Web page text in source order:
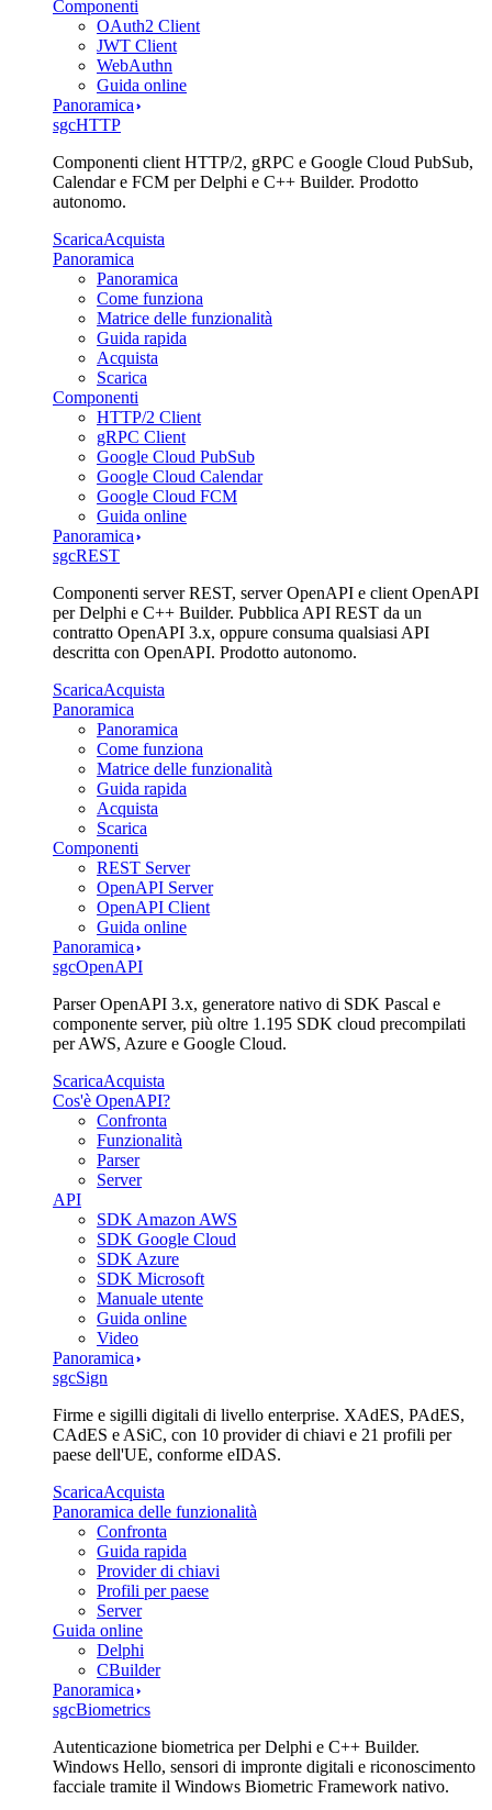
Componenti
OAuth2 Client
JWT Client
WebAuthn
Guida online
Panoramica
sgcHTTP
Componenti client HTTP/2, gRPC e Google Cloud PubSub,
Calendar e FCM per Delphi e C++ Builder. Prodotto
autonomo.
ScaricaAcquista
Panoramica
Panoramica
Come funziona
Matrice delle funzionalità
Guida rapida
Acquista
Scarica
Componenti
HTTP/2 Client
gRPC Client
Google Cloud PubSub
Google Cloud Calendar
Google Cloud FCM
Guida online
Panoramica
sgcREST
Componenti server REST, server OpenAPI e client OpenAPI
per Delphi e C++ Builder. Pubblica API REST da un
contratto OpenAPI 3.x, oppure consuma qualsiasi API
descritta con OpenAPI. Prodotto autonomo.
ScaricaAcquista
Panoramica
Panoramica
Come funziona
Matrice delle funzionalità
Guida rapida
Acquista
Scarica
Componenti
REST Server
OpenAPI Server
OpenAPI Client
Guida online
Panoramica
sgcOpenAPI
Parser OpenAPI 3.x, generatore nativo di SDK Pascal e
componente server, più oltre 1.195 SDK cloud precompilati
per AWS, Azure e Google Cloud.
ScaricaAcquista
Cos'è OpenAPI?
Confronta
Funzionalità
Parser
Server
API
SDK Amazon AWS
SDK Google Cloud
SDK Azure
SDK Microsoft
Manuale utente
Guida online
Video
Panoramica
sgcSign
Firme e sigilli digitali di livello enterprise. XAdES, PAdES,
CAdES e ASiC, con 10 provider di chiavi e 21 profili per
paese dell'UE, conforme eIDAS.
ScaricaAcquista
Panoramica delle funzionalità
Confronta
Guida rapida
Provider di chiavi
Profili per paese
Server
Guida online
Delphi
CBuilder
Panoramica
sgcBiometrics
Autenticazione biometrica per Delphi e C++ Builder.
Windows Hello, sensori di impronte digitali e riconoscimento
facciale tramite il Windows Biometric Framework nativo.